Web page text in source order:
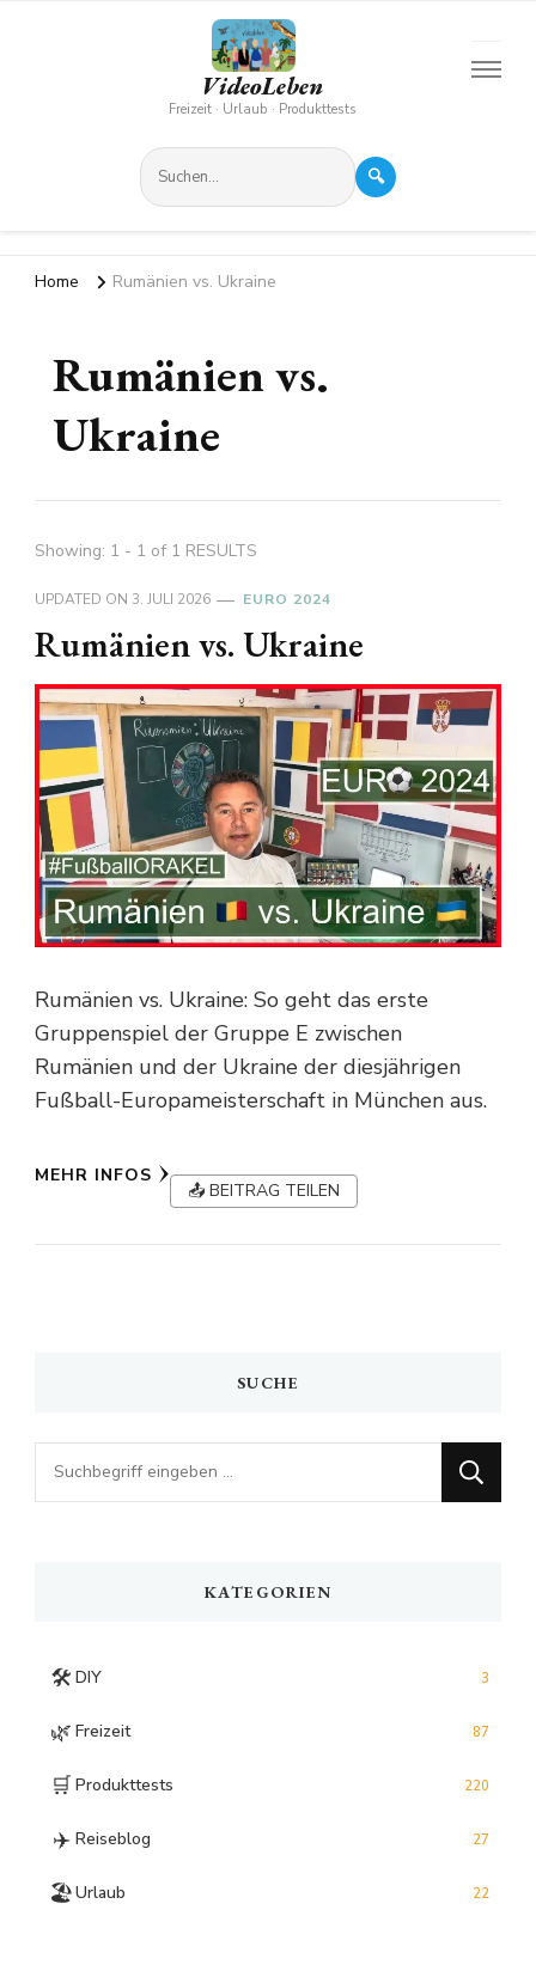
VideoLeben
Freizeit · Urlaub · Produkttests
🔍
Home Rumänien vs. Ukraine
Rumänien vs.
Ukraine
Showing: 1 - 1 of 1 RESULTS
UPDATED ON 3. JULI 2026 EURO 2024
Rumänien vs. Ukraine
Rumänien vs. Ukraine: So geht das erste
Gruppenspiel der Gruppe E zwischen
Rumänien und der Ukraine der diesjährigen
Fußball-Europameisterschaft in München aus.
MEHR INFOS
📤 BEITRAG TEILEN
SUCHE
Looking
for
KATEGORIEN
🛠️ DIY 3
🌿 Freizeit 87
🛒 Produkttests 220
✈️ Reiseblog 27
🏖️Urlaub 22